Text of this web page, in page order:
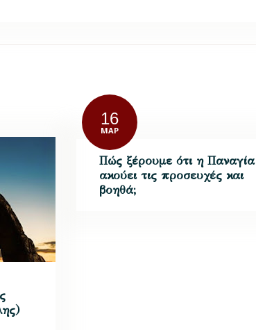
16
ΜΑΡ
Πώς ξέρουμε ότι η Παναγία
ακούει τις προσευχές και
βοηθά;